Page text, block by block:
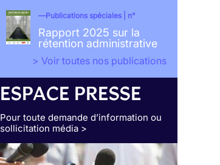
Publications spéciales | n°
Rapport 2025 sur la
rétention administrative
> Voir toutes nos publications
ESPACE PRESSE
Pour toute demande d’information ou
sollicitation média >